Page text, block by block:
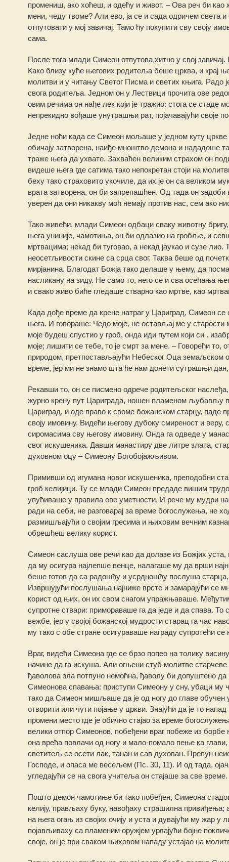
промениш, ако хоћеш, и одећу и живот. – Ова реч би као
мени, чеду твоме? Али ево, ја се и сада одричем света
отпутовати у мој завичај. Тамо ћу покупити сву своју
сама.
После тога млади Симеон отпутова хитно у свој
Како близу куће његових родитеља беше црква, и крај
молитви и у читању Светог Писма и светих књига. Радо
свога родитеља. Једном он у Лествици прочита ове
овим речима он нађе лек који је тражио: стога се стаде
непрекидно вођаше унутрашњи рат, појачавајући
Једне ноћи када се Симеон мољаше у једном куту цркве
обичају затворена, наиђе мноштво демона и нададоше
траже њега да ухвате. Захваћен великим страхом он
видеше њега где сатима тако непокретан стоји на
беху тако страховито укочиле, да их је он са великом
врата затворена, он би запрепашћен. Од тада он
уверен да они никакву моћ немају против нас, сем ако
Тако живећи, млади Симеон одбаци сваку животну
њега униније, чамотиња, он би одлазио на гробље, и
мртвацима; некад би туговао, а некад јаукао и сузе
неосетљивости скине са срца свог. Таква беше од
мирјанина. Благодат Божја тако делаше у њему, да
насликану на зиду. Не само то, него се и сва осећања
и свако живо биће гледаше стварно као мртве, као
Када дође време да крене натраг у Цариград, Симеон
њега. И говораше: Чедо моје, не остављај ме у
моје будеш спустио у гроб, онда иди путем који си .
моје; лишити се тебе, то је смрт за мене. – Говорећи
природом, претпостављајући Небеског Оца земаљском
време, јер ми не знамо шта ће нам донети сутрашњи
Рекавши то, он се писмено одрече родитељског
журно крену пут Цариграда, ношен пламеном љубављу
Цариград, и оде право к своме божанском старцу, паде
своју имовину. Видећи његову дубоку смиреност и
сиромасима сву његову имовину. Онда га одведе у
свог искушеника. Давши манастиру две литре злата,
духовном оцу – Симеону Богобојажљивом.
Примивши од игумана новог искушеника, преподобни
гроб келијици. Ту се млади Симеон предаде вишим
упућиваше у правила ове уметности. И рече му мудри
ради на себи, не разговарај за време богослужења, не
размишљајући о својим гресима и њиховим вечним
обрешћеш велику корист.
Симеон саслуша ове речи као да долазе из Божјих
да му осигура најлепше венце, налагаше му да врши
беше готов да са радошћу и усрдношћу послуша
Извршујући послушања најниже врсте и замарајући се
корист од њих, он их свом снагом упражњаваше.
супротне ствари: примораваше га да једе и да спава.
вежбе, јер у својој божанској мудрости старац га час
му тако с обе стране осигураваше награду супротећи се
Враг, видећи Симеона где се брзо попео на толику
начине да га искуша. Али огњени стуб молитве
ђаволова зла потпуно немоћна, ђаволу би допуштено
Симеонова спавања: приступи Симеону у сну, убаци му
тако да Симеон мишљаше да је од ногу до главе обучен
отворити или чути појање у цркви. Знајући да је то
промени место где је обично стајао за време
велики отпор Симеонов, побеђени враг побеже из борбе
она врећа повлачи од ногу и мало-помало пење ка глави,
светитељ се осети лак, танан и сав духован. Препун
Господе, и опаса ме весељем (Пс. 30, 11). И од тада,
угледајући се на свога учитеља он стајаше за све време.
Пошто демон чамотиње би тако побеђен, Симеона
келију, прављаху буку, навођаху страшилна привиђења;
на њега огањ из својих очију и уста и дувајући му жар
појављиваху са пламеним оружјем урлајући бојне
своје, он је при сваком њиховом нападу устајао на